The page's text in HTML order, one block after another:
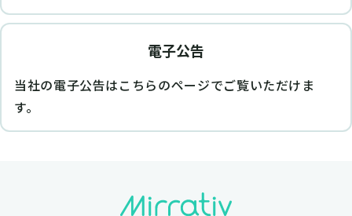
電子公告
当社の電子公告はこちらのページでご覧いただけま
す。